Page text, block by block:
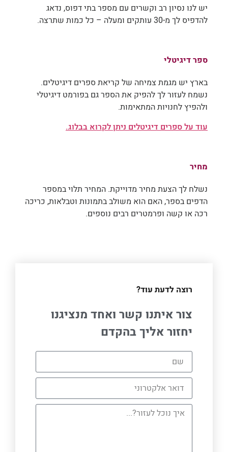
יש לנו נסיון רב וקשרים עם מספר בתי דפוס, נדאג
להדפיס לך מ-30 עותקים ומעלה – כל כמות שתרצה.
ספר דיגיטלי
בארץ יש מגמת צמיחה של קריאת ספרים דיגיטלים.
נשמח לעזור לך להפיק את הספר גם בפורמט דיגיטלי
ולהפיץ לחנויות המתאימות.
עוד על ספרים דיגיטלים ניתן לקרוא בבלוג.
מחיר
נשלח לך הצעת מחיר מדוייקת. המחיר תלוי במספר
הדפים בספר, האם הוא משולב בתמונות וטבלאות, כריכה
רכה או קשה ופרמטרים רבים נוספים.
רוצה לדעת עוד?
צור איתנו קשר ואחד מנציגנו
יחזור אליך בהקדם